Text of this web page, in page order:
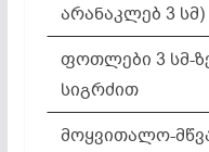
არანაკლებ 3 სმ)
ფოთლები 3 სმ-
სიგრძით
მოყვითალო-